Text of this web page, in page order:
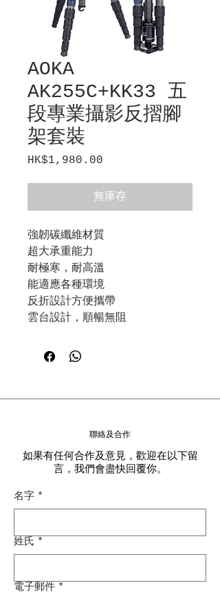
AOKA
AK255C+KK33 五
段專業攝影反摺腳
架套裝
HK$1,980.00
無庫存
強韌碳纖維材質
超大承重能力
耐極寒，耐高溫
能適應各種環境
反折設計方便攜帶
雲台設計，順暢無阻
聯絡及合作
如果有任何合作及意見，歡迎在以下留
言，我們會盡快回覆你。
名字 *
姓氏 *
電子郵件 *